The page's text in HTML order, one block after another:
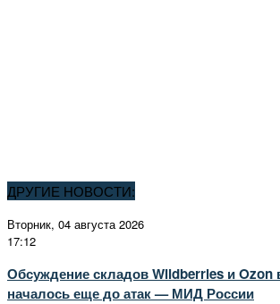
ДРУГИЕ НОВОСТИ:
Вторник, 04 августа 2026
17:12
Обсуждение складов Wildberries и Ozon
началось еще до атак — МИД России